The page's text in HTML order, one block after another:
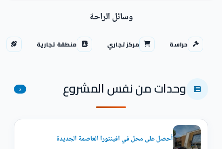
وسائل الراحة
حراسة مركز تجاري منطقة تجارية
وحدات من نفس المشروع 2
أحصل على محل في افينتورا العاصمة الجديدة